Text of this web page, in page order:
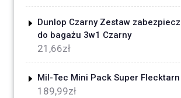
Dunlop Czarny Zestaw
do bagażu 3w1 Czarny
21,66zł
Mil-Tec Mini Pack Super Flecktarn
189,99zł